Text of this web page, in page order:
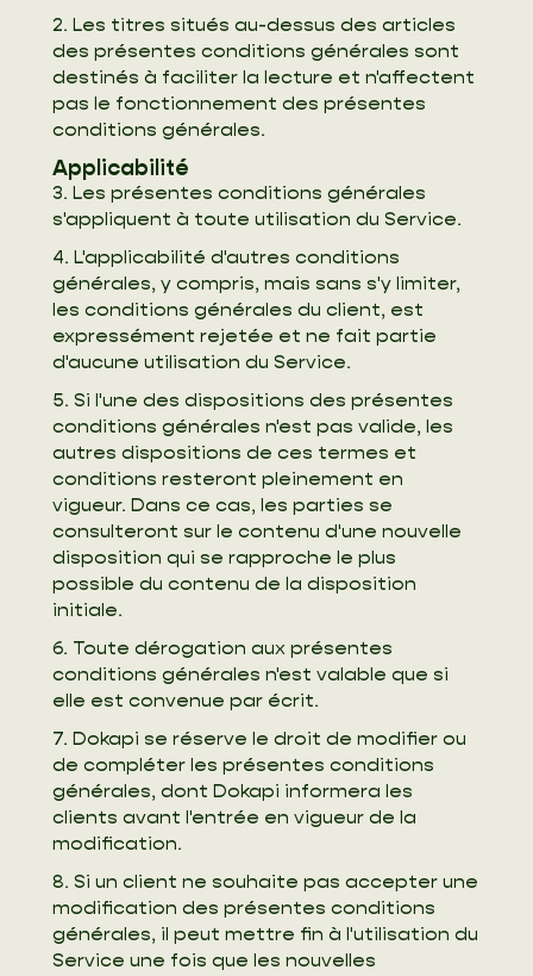
2. Les titres situés au-dessus des articles
des présentes conditions générales sont
destinés à faciliter la lecture et n'affectent
pas le fonctionnement des présentes
conditions générales.
Applicabilité
3. Les présentes conditions générales
s'appliquent à toute utilisation du Service.
4. L'applicabilité d'autres conditions
générales, y compris, mais sans s'y limiter,
les conditions générales du client, est
expressément rejetée et ne fait partie
d'aucune utilisation du Service.
5. Si l'une des dispositions des présentes
conditions générales n'est pas valide, les
autres dispositions de ces termes et
conditions resteront pleinement en
vigueur. Dans ce cas, les parties se
consulteront sur le contenu d'une nouvelle
disposition qui se rapproche le plus
possible du contenu de la disposition
initiale.
6. Toute dérogation aux présentes
conditions générales n'est valable que si
elle est convenue par écrit.
7. Dokapi se réserve le droit de modifier ou
de compléter les présentes conditions
générales, dont Dokapi informera les
clients avant l'entrée en vigueur de la
modification.
8. Si un client ne souhaite pas accepter une
modification des présentes conditions
générales, il peut mettre fin à l'utilisation du
Service une fois que les nouvelles